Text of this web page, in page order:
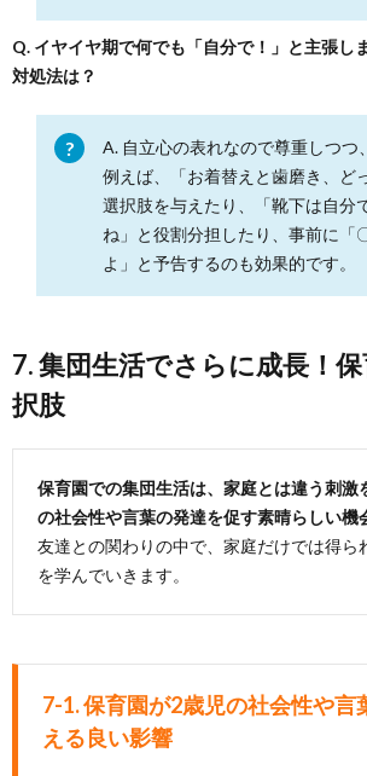
Q. イヤイヤ期で何でも「自分で！」と主張し
対処法は？
A. 自立心の表れなので尊重しつつ
例えば、「お着替えと歯磨き、ど
選択肢を与えたり、「靴下は自分
ね」と役割分担したり、事前に「
よ」と予告するのも効果的です。
7. 集団生活でさらに成長！
択肢
保育園での集団生活は、家庭とは違う刺激
の社会性や言葉の発達を促す素晴らしい機
友達との関わりの中で、家庭だけでは得ら
を学んでいきます。
7-1. 保育園が2歳児の社会性や言
える良い影響